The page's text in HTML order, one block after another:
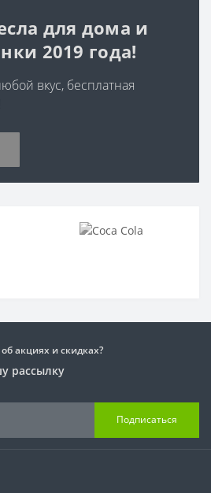
для дома и
2019 года!
вкус, бесплатная
акциях и скидках?
рассылку
Подписаться